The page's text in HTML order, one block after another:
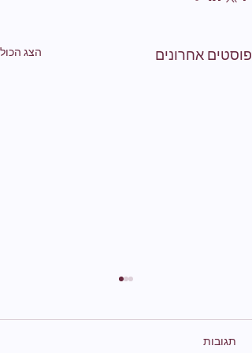
פוסטים אחרונים הצג הכול
תגובות